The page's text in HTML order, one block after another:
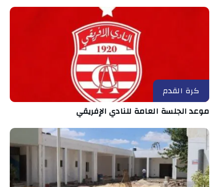
كرة القدم
موعد الجلسة العامة للنادي الإفريقي